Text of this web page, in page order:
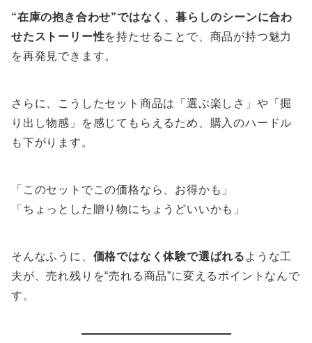
“在庫の抱き合わせ”ではなく、暮らしのシーンに合わ
せたストーリー性を持たせることで、商品が持つ魅力
を再発見できます。
さらに、こうしたセット商品は「選ぶ楽しさ」や「掘
り出し物感」を感じてもらえるため、購入のハードル
も下がります。
「このセットでこの価格なら、お得かも」
「ちょっとした贈り物にちょうどいいかも」
そんなふうに、 価格ではなく体験で選ばれる ような工
夫が、売れ残りを“売れる商品”に変えるポイントなんで
す。